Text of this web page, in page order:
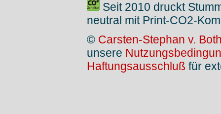
Seit 2010 druckt
neutral mit Print-CO2-
© Carsten-Stephan v.
unsere
Haftungsausschluß für